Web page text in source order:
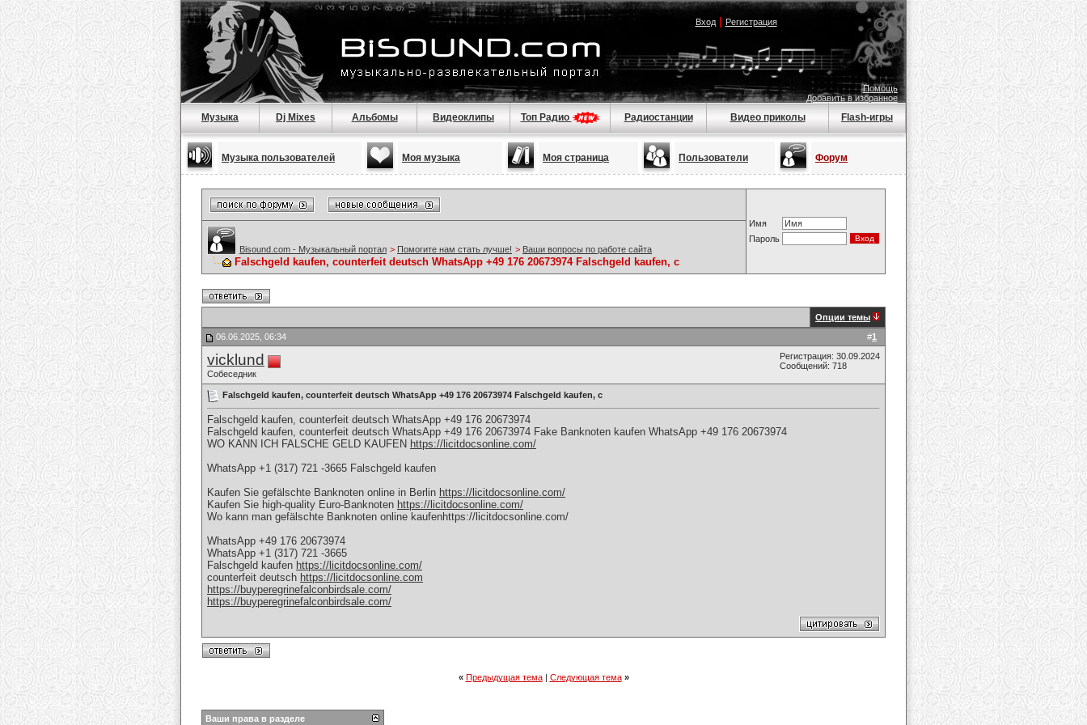
Вход| Регистрация
Помощь
Добавить в избранное
Музыка Dj Mixes Альбомы Видеоклипы Топ Радио Радиостанции Видео приколы Flash-игры
Музыка пользователей Моя музыка Моя страница Пользователи Форум
Имя
Пароль
Bisound.com - Музыкальный портал > Помогите нам стать лучше! > Ваши вопросы по работе сайта
Falschgeld kaufen, counterfeit deutsch WhatsApp +49 176 20673974 Falschgeld kaufen, c
Опции темы
#1
06.06.2025, 06:34
vicklund
Собеседник
Регистрация: 30.09.2024
Сообщений: 718
Falschgeld kaufen, counterfeit deutsch WhatsApp +49 176 20673974 Falschgeld kaufen, c
Falschgeld kaufen, counterfeit deutsch WhatsApp +49 176 20673974
Falschgeld kaufen, counterfeit deutsch WhatsApp +49 176 20673974 Fake Banknoten kaufen WhatsApp +49 176 20673974
WO KANN ICH FALSCHE GELD KAUFEN https://licitdocsonline.com/
WhatsApp +1 (317) 721 -3665 Falschgeld kaufen
Kaufen Sie gefälschte Banknoten online in Berlin https://licitdocsonline.com/
Kaufen Sie high-quality Euro-Banknoten https://licitdocsonline.com/
Wo kann man gefälschte Banknoten online kaufenhttps://licitdocsonline.com/
WhatsApp +49 176 20673974
WhatsApp +1 (317) 721 -3665
Falschgeld kaufen https://licitdocsonline.com/
counterfeit deutsch https://licitdocsonline.com
https://buyperegrinefalconbirdsale.com/
https://buyperegrinefalconbirdsale.com/
« Предыдущая тема| Следующая тема »
Ваши права в разделе